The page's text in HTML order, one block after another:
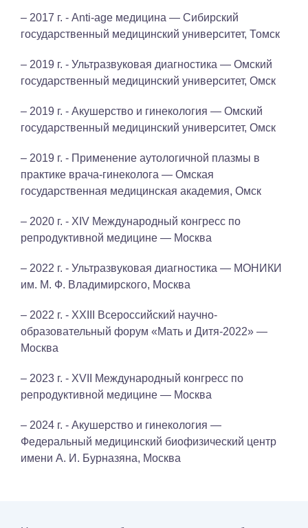
– 2017 г. - Anti-age медицина — Сибирский
государственный медицинский университет, Томск
– 2019 г. - Ультразвуковая диагностика — Омский
государственный медицинский университет, Омск
– 2019 г. - Акушерство и гинекология — Омский
государственный медицинский университет, Омск
– 2019 г. - Применение аутологичной плазмы в
практике врача-гинеколога — Омская
государственная медицинская академия, Омск
– 2020 г. - XIV Международный конгресс по
репродуктивной медицине — Москва
– 2022 г. - Ультразвуковая диагностика — МОНИКИ
им. М. Ф. Владимирского, Москва
– 2022 г. - XXIII Всероссийский научно-
образовательный форум «Мать и Дитя-2022» —
Москва
– 2023 г. - XVII Международный конгресс по
репродуктивной медицине — Москва
– 2024 г. - Акушерство и гинекология —
Федеральный медицинский биофизический центр
имени А. И. Бурназяна, Москва